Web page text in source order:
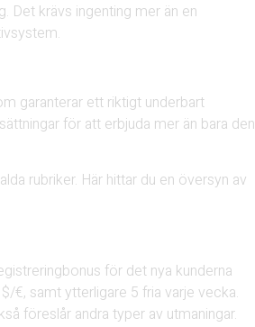
Det krävs ingenting mer än en
garanterar ett riktigt underbart
för att erbjuda mer än bara den
rubriker. Här hittar du en översyn av
för det nya kunderna
€, samt ytterligare 5 fria varje vecka.
föreslår andra typer av utmaningar.